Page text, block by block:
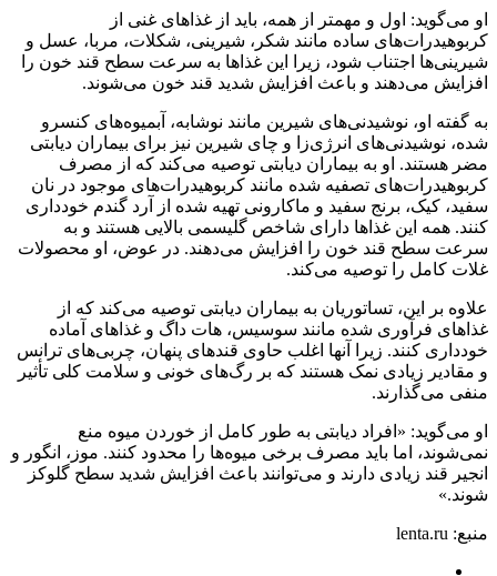
او می‌گوید: اول و مهمتر از همه، باید از غذا‌های غنی از
کربوهیدرات‌های ساده مانند شکر، شیرینی، شکلات، مربا، عسل و
شیرینی‌ها اجتناب شود، زیرا این غذا‌ها به سرعت سطح قند خون را
افزایش می‌دهند و باعث افزایش شدید قند خون می‌شوند.
به گفته او، نوشیدنی‌های شیرین مانند نوشابه، آبمیوه‌های کنسرو
شده، نوشیدنی‌های انرژی‌زا و چای شیرین نیز برای بیماران دیابتی
مضر هستند. او به بیماران دیابتی توصیه می‌کند که از مصرف
کربوهیدرات‌های تصفیه شده مانند کربوهیدرات‌های موجود در نان
سفید، کیک، برنج سفید و ماکارونی تهیه شده از آرد گندم خودداری
کنند. همه این غذا‌ها دارای شاخص گلیسمی بالایی هستند و به
سرعت سطح قند خون را افزایش می‌دهند. در عوض، او محصولات
غلات کامل را توصیه می‌کند.
علاوه بر این، تساتوریان به بیماران دیابتی توصیه می‌کند که از
غذا‌های فرآوری شده مانند سوسیس، هات داگ و غذا‌های آماده
خودداری کنند. زیرا آنها اغلب حاوی قند‌های پنهان، چربی‌های ترانس
و مقادیر زیادی نمک هستند که بر رگ‌های خونی و سلامت کلی تأثیر
منفی می‌گذارند.
او می‌گوید: «افراد دیابتی به طور کامل از خوردن میوه منع
نمی‌شوند، اما باید مصرف برخی میوه‌ها را محدود کنند. موز، انگور و
انجیر قند زیادی دارند و می‌توانند باعث افزایش شدید سطح گلوکز
شوند.»
منبع: lenta.ru